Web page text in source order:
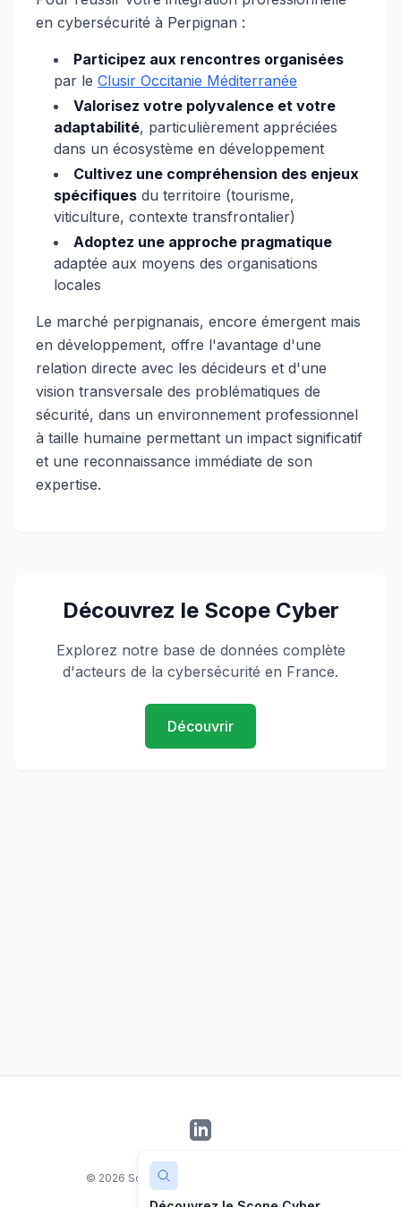
en cybersécurité à Perpignan :
Participez aux rencontres organisées
par le Clusir Occitanie Méditerranée
Valorisez votre polyvalence et votre
adaptabilité, particulièrement appréciées
dans un écosystème en développement
Cultivez une compréhension des enjeux
spécifiques du territoire (tourisme,
viticulture, contexte transfrontalier)
Adoptez une approche pragmatique
adaptée aux moyens des organisations
locales
Le marché perpignanais, encore émergent mais
en développement, offre l'avantage d'une
relation directe avec les décideurs et d'une
vision transversale des problématiques de
sécurité, dans un environnement professionnel
à taille humaine permettant un impact significatif
et une reconnaissance immédiate de son
expertise.
Découvrez le Scope Cyber
Explorez notre base de données complète
d'acteurs de la cybersécurité en France.
Découvrir
LinkedIn
© 2026 Scope Cyber. Tous droits réservés.